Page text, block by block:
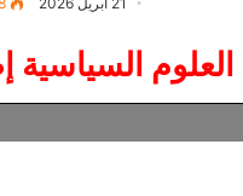
السياسية